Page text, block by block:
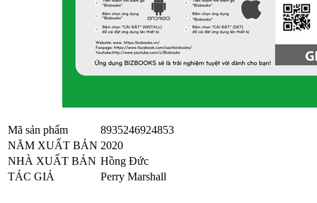
Mã sản phẩm
8935246924853
NĂM XUẤT BẢN 2020
NHÀ XUẤT BẢN Hồng Đức
TÁC GIẢ
Perry Marshall